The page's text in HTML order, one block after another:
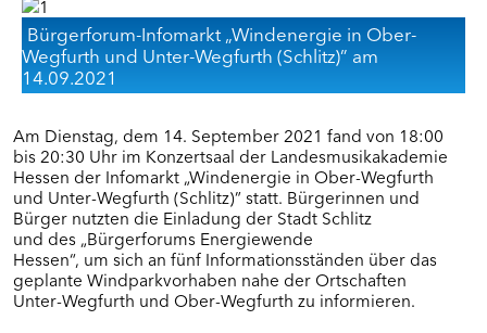
Dankerode
Eiterfeld
Grebenstein
Kalbach
Schrecksbach
Willingshausen
BÜRGERFOREN IN MITTELHESSEN (RP
GIESSEN)
Dornburg
Fernwald/Buseck/Gießen
Bürgerforum-Infomarkt „Windenergie in Ober-
Wegfurth und Unter-Wegfurth (Schlitz)” am
14.09.2021
Am Dienstag, dem 14. September 2021 fand von 18:00
bis 20:30 Uhr im Konzertsaal der Landesmusikakademie
Hessen der Infomarkt „Windenergie in Ober-Wegfurth
und Unter-Wegfurth (Schlitz)” statt. Bürgerinnen und
Bürger nutzten die Einladung der Stadt Schlitz
und des „Bürgerforums Energiewende
Hessen“, um sich an fünf Informationsständen über das
geplante Windparkvorhaben nahe der Ortschaften
Unter-Wegfurth und Ober-Wegfurth zu informieren.